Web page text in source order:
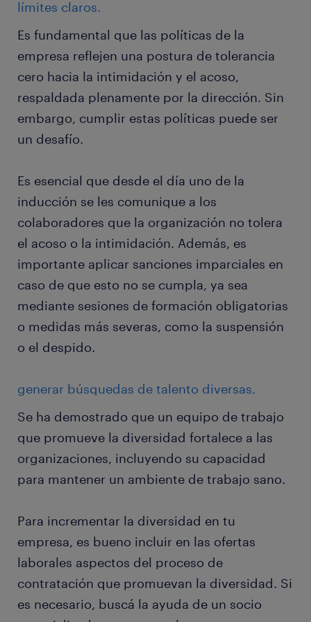
límites claros.
Es fundamental que las políticas de la
empresa reflejen una postura de tolerancia
cero hacia la intimidación y el acoso,
respaldada plenamente por la dirección. Sin
embargo, cumplir estas políticas puede ser
un desafío.
Es esencial que desde el día uno de la
inducción se les comunique a los
colaboradores que la organización no tolera
el acoso o la intimidación. Además, es
importante aplicar sanciones imparciales en
caso de que esto no se cumpla, ya sea
mediante sesiones de formación obligatorias
o medidas más severas, como la suspensión
o el despido.
generar búsquedas de talento diversas.
Se ha demostrado que un equipo de trabajo
que promueve la diversidad fortalece a las
organizaciones, incluyendo su capacidad
para mantener un ambiente de trabajo sano.
Para incrementar la diversidad en tu
empresa, es bueno incluir en las ofertas
laborales aspectos del proceso de
contratación que promuevan la diversidad. Si
es necesario, buscá la ayuda de un socio